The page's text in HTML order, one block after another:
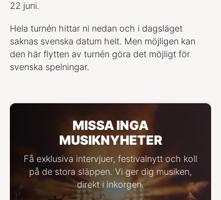
22 juni.
Hela turnén hittar ni nedan och i dagsläget
saknas svenska datum helt. Men möjligen kan
den här flytten av turnén göra det möjligt för
svenska spelningar.
MISSA INGA
MUSIKNYHETER
Få exklusiva intervjuer, festivalnytt och koll
på de stora släppen. Vi ger dig musiken,
direkt i inkorgen.